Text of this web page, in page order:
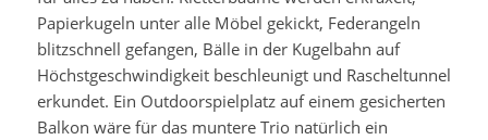
Papierkugeln unter alle Möbel gekickt, Federangeln
blitzschnell gefangen, Bälle in der Kugelbahn auf
Höchstgeschwindigkeit beschleunigt und Rascheltunnel
erkundet. Ein Outdoorspielplatz auf einem gesicherten
Balkon wäre für das muntere Trio natürlich ein